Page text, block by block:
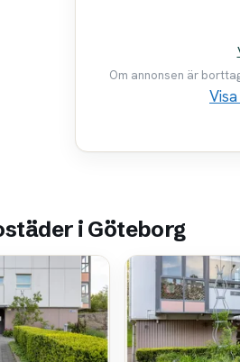
Om annonsen är
i Göteborg